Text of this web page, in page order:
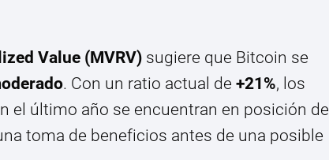
Value (MVRV) sugiere que Bitcoin se
. Con un ratio actual de +21%, los
el último año se encuentran en posición de
toma de beneficios antes de una posible